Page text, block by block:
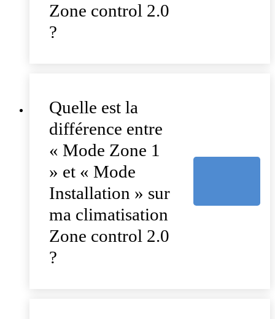
Zone control 2.0
?
Quelle est la
différence entre
« Mode Zone 1
» et « Mode
Installation » sur
ma climatisation
Zone control 2.0
?